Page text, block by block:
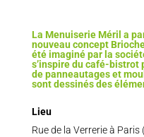
La Menuiserie Méril a
nouveau concept
été imaginé par la
s’inspire du café-bistrot
de panneautages et
sont dessinés des
Lieu
Rue de la Verrerie à Paris